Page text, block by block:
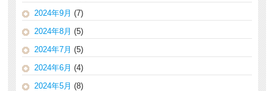
2024年9月 (7)
2024年8月 (5)
2024年7月 (5)
2024年6月 (4)
2024年5月 (8)